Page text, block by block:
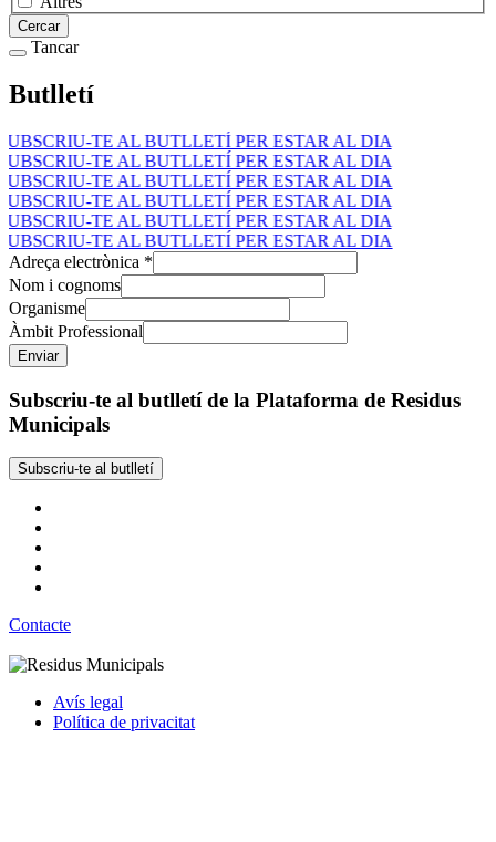
Cercar
Tancar
Butlletí
TE AL BUTLLETÍ PER ESTAR AL DIA
TE AL BUTLLETÍ PER ESTAR AL DIA
TE AL BUTLLETÍ PER ESTAR AL DIA
TE AL BUTLLETÍ PER ESTAR AL DIA
TE AL BUTLLETÍ PER ESTAR AL DIA
TE AL BUTLLETÍ PER ESTAR AL DIA
Adreça electrònica *
Nom i cognoms
Organisme
Àmbit Professional
Subscriu-te al butlletí de la Plataforma de Residus
Municipals
Subscriu-te al butlletí
Contacte
Avís legal
Política de privacitat